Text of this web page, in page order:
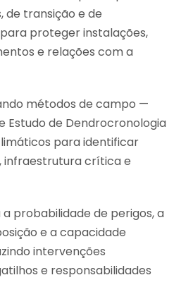
de transição e de
proteger instalações,
e relações com a
métodos de campo —
Estudo de Dendrocronologia
para identificar
infraestrutura crítica e
probabilidade de perigos, a
e a capacidade
intervenções
e responsabilidades